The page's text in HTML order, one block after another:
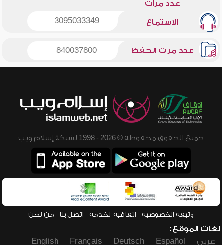
عدد مرات
الاستماع 3095033349
عدد مرات الحفظ 840037800
جميع الحقوق محفوظة © 2026 - 1998 لشبكة إسلام ويب
وثيقة الخصوصية اتفاقية الخدمة اتصل بنا من نحن
لغات الموقع:
عربي
Español
Deutsch
Français
English